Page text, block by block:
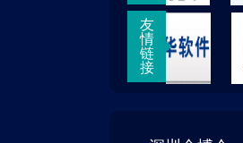
友
情
链
接